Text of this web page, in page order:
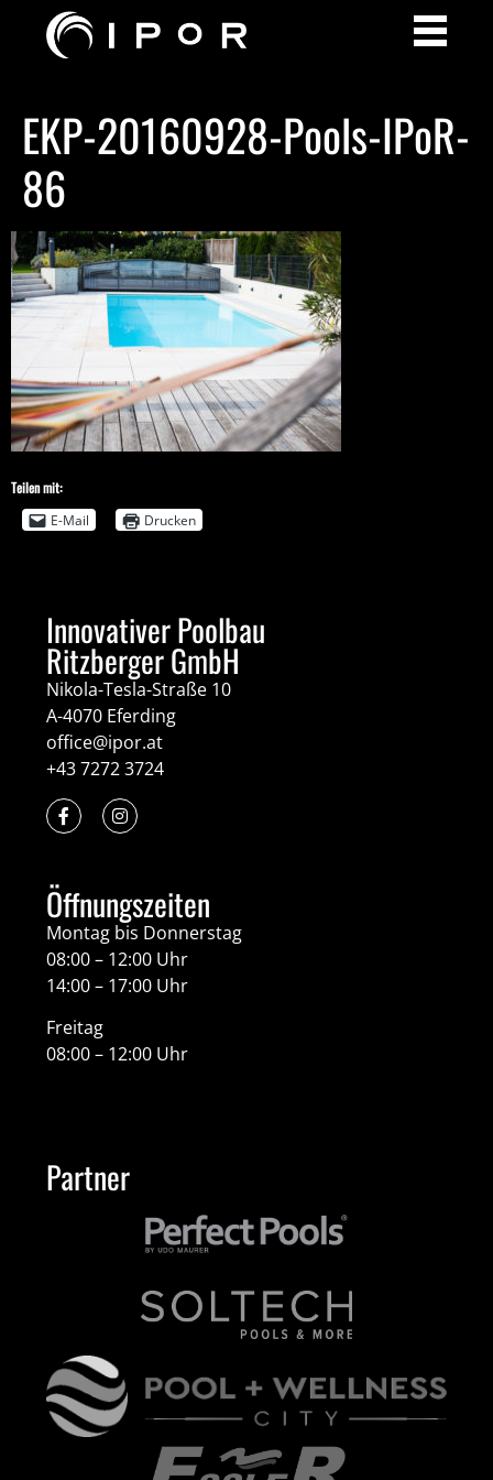
EKP-20160928-Pools-IPoR-
86
Teilen mit:
E-Mail
Drucken
Innovativer Poolbau
Ritzberger GmbH
Nikola-Tesla-Straße 10
A-4070 Eferding
office@ipor.at
+43 7272 3724
Öffnungszeiten
Montag bis Donnerstag
08:00 – 12:00 Uhr
14:00 – 17:00 Uhr
Freitag
08:00 – 12:00 Uhr
Partner